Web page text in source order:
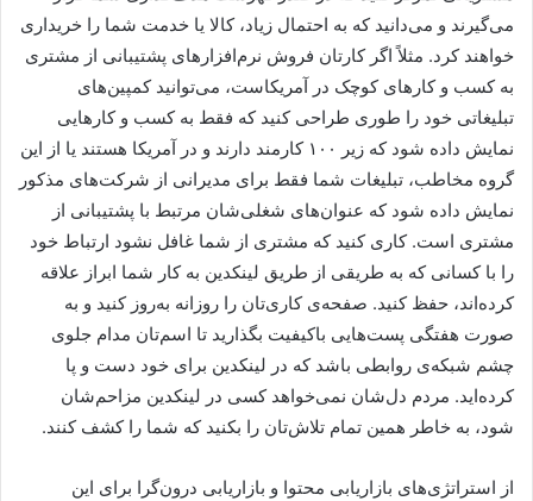
می‌گیرند و می‌دانید که به احتمال زیاد، کالا یا خدمت شما را خریداری
خواهند کرد. مثلاً اگر کارتان فروش نرم‌افزارهای پشتیبانی از مشتری
به کسب و کارهای کوچک در آمریکاست، می‌توانید کمپین‌های
تبلیغاتی خود را طوری طراحی کنید که فقط به کسب و کارهایی
نمایش داده شود که زیر ۱۰۰ کارمند دارند و در آمریکا هستند یا از این
گروه مخاطب، تبلیغات شما فقط برای مدیرانی از شرکت‌های مذکور
نمایش داده شود که عنوان‌های شغلی‌شان مرتبط با پشتیبانی از
مشتری است. کاری کنید که مشتری از شما غافل نشود ارتباط خود
را با کسانی که به طریقی از طریق لینکدین به کار شما ابراز علاقه
کرده‌اند، حفظ کنید. صفحه‌ی کاری‌تان را روزانه به‌روز کنید و به
صورت هفتگی پست‌هایی باکیفیت بگذارید تا اسم‌تان مدام جلوی
چشم شبکه‌‌ی روابطی باشد که در لینکدین برای خود دست و پا
کرده‌اید. مردم دل‌شان نمی‌خواهد کسی در لینکدین مزاحم‌شان
شود، به خاطر همین تمام تلاش‌تان را بکنید که شما را کشف کنند.
از استراتژی‌های بازاریابی محتوا و بازاریابی درون‌گرا برای این